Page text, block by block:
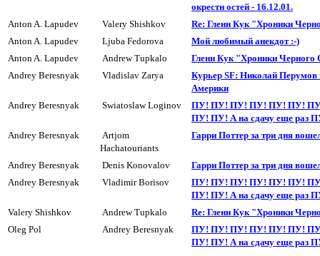
окрестн остей - 16.12.01.
Anton A. Lapudev
Valery Shishkov
Re: Гленн Кук "Хроники
Anton A. Lapudev
Ljuba Fedorova
Мой любимый анекдот :-)
Anton A. Lapudev
Andrew Tupkalo
Гленн Кук "Хроники Черного
Andrey Beresnyak
Vladislav Zarya
Куpьеp SF: Николай Перумов
Амеpики
Andrey Beresnyak
Swiatoslaw Loginov
ПУ! ПУ! ПУ! ПУ! ПУ! ПУ!
ПУ! ПУ! А на сдачу еще раз
Andrey Beresnyak
Artjom
Hachatouriants
Гарри Поттер за три дня
Andrey Beresnyak Denis Konovalov
Гарри Поттер за три дня
Andrey Beresnyak
Vladimir Borisov
ПУ! ПУ! ПУ! ПУ! ПУ! ПУ!
ПУ! ПУ! А на сдачy еще раз
Valery Shishkov
Andrew Tupkalo
Re: Гленн Кук "Хроники
Oleg Pol
Andrey Beresnyak
ПУ! ПУ! ПУ! ПУ! ПУ! ПУ!
ПУ! ПУ! А на сдачу еще раз